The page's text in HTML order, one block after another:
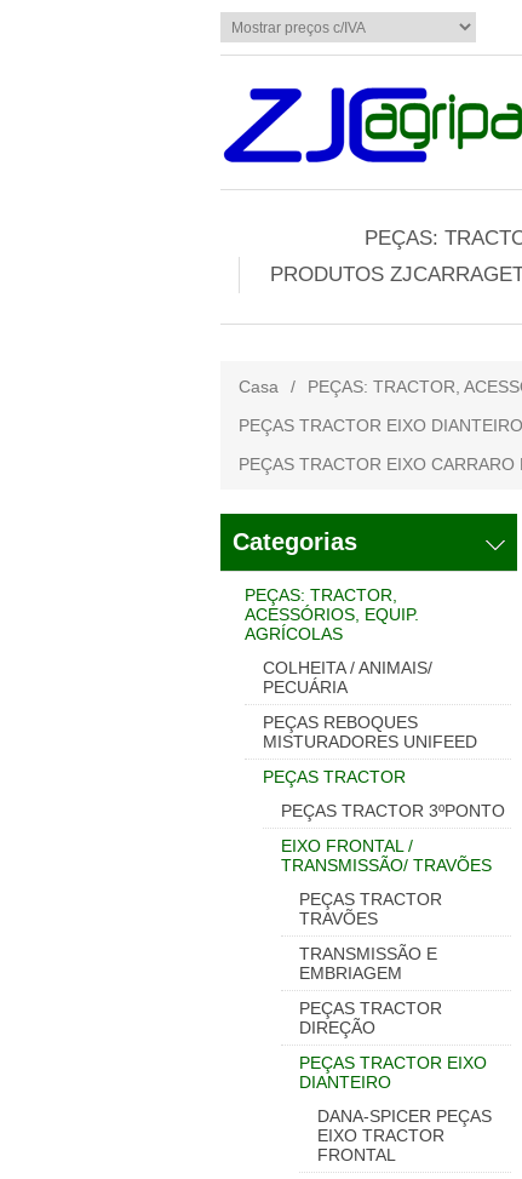
PEÇAS:
PRODUTOS
Casa / PEÇAS: TRACTOR,
PEÇAS TRACTOR EIXO DIANTEIRO
PEÇAS TRACTOR EIXO
Categorias
PEÇAS: TRACTOR,
ACESSÓRIOS, EQUIP.
AGRÍCOLAS
COLHEITA / ANIMAIS/
PECUÁRIA
PEÇAS REBOQUES
MISTURADORES UNIFEED
PEÇAS TRACTOR
PEÇAS TRACTOR 3ºPONTO
EIXO FRONTAL /
TRANSMISSÃO/ TRAVÕES
PEÇAS TRACTOR
TRAVÕES
TRANSMISSÃO E
EMBRIAGEM
PEÇAS TRACTOR
DIREÇÃO
PEÇAS TRACTOR EIXO
DIANTEIRO
DANA-SPICER PEÇAS
EIXO TRACTOR
FRONTAL